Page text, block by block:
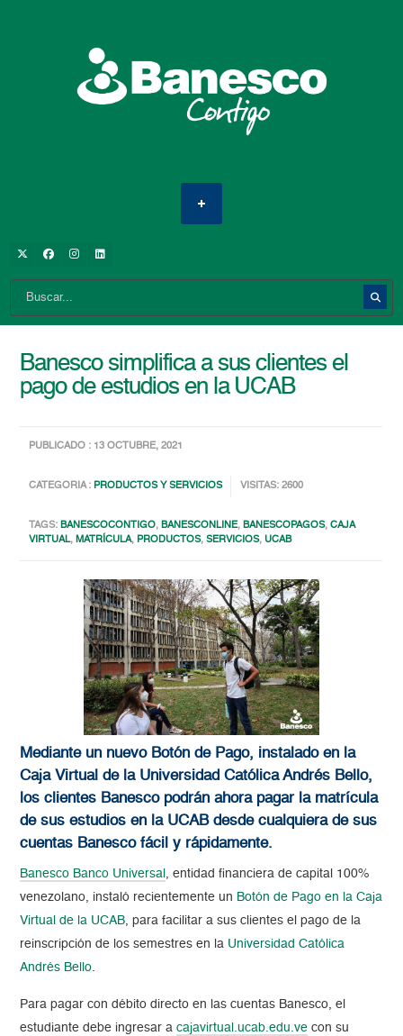
Banesco simplifica a sus clientes el
pago de estudios en la UCAB
PUBLICADO : 13 OCTUBRE, 2021
CATEGORIA : PRODUCTOS Y SERVICIOS VISITAS: 2600
TAGS:BANESCOCONTIGO,BANESCONLINE,BANESCOPAGOS,CAJA
VIRTUAL,MATRÍCULA, PRODUCTOS,SERVICIOS,UCAB
Mediante un nuevo Botón de Pago, instalado en la
Caja Virtual de la Universidad Católica Andrés Bello,
los clientes Banesco podrán ahora pagar la matrícula
de sus estudios en la UCAB desde cualquiera de sus
cuentas Banesco fácil y rápidamente.
Banesco Banco Universal , entidad financiera de capital 100%
venezolano, instaló recientemente un Botón de Pago en la Caja
Virtual de la UCAB, para facilitar a sus clientes el pago de la
reinscripción de los semestres en la Universidad Católica
Andrés Bello.
Para pagar con débito directo en las cuentas Banesco, el
estudiante debe ingresar acajavirtual.ucab.edu.ve con su